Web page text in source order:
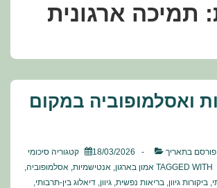
תמיכה ארגונית
ואסלמופוביה במקום
פורסם בתאריך 18/03/2026 קטגוריה סיכומי
TAGGED WITH אמון בארגון, אנטישמיות, אסלמופוביה,
, ביקורות גיוון, בריאות נפשית, גיוון, דיאלוג בין-תרבותי,